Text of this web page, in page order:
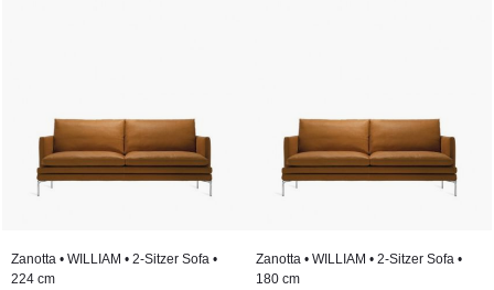
Zanotta • WILLIAM • 2-Sitzer Sofa •
224 cm
Zanotta • WILLIAM • 2-Sitzer Sofa •
180 cm